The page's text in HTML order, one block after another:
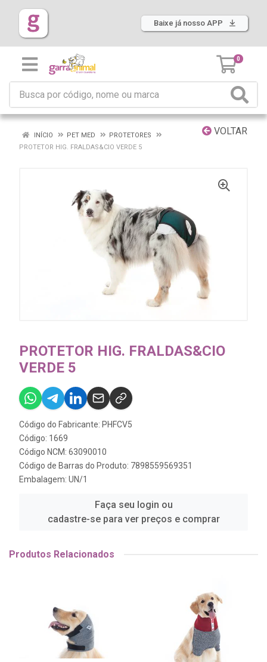
Baixe já nosso APP
0
VOLTAR
INÍCIO PET MED
PROTETORES
PROTETOR HIG. FRALDAS&CIO VERDE 5
PROTETOR HIG. FRALDAS&CIO
VERDE 5
Código do Fabricante: PHFCV5
Código: 1669
Código NCM: 63090010
Código de Barras do Produto: 7898559569351
Embalagem: UN/1
Faça seu login ou
cadastre-se para ver preços e comprar
Produtos Relacionados